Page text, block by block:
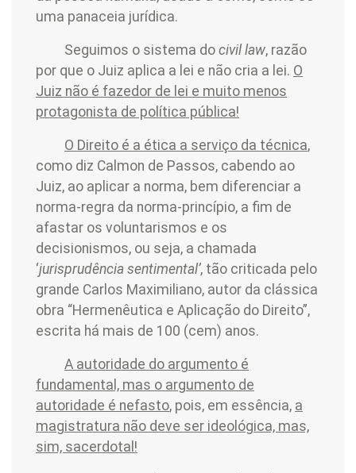
uma panaceia jurídica.
Seguimos o sistema do civil law, razão
por que o Juiz aplica a lei e não cria a lei. O
Juiz não é fazedor de lei e muito menos
protagonista de política pública!
O Direito é a ética a serviço da técnica,
como diz Calmon de Passos, cabendo ao
Juiz, ao aplicar a norma, bem diferenciar a
norma-regra da norma-princípio, a fim de
afastar os voluntarismos e os
decisionismos, ou seja, a chamada
‘jurisprudência sentimental’, tão criticada pelo
grande Carlos Maximiliano, autor da clássica
obra “Hermenêutica e Aplicação do Direito”,
escrita há mais de 100 (cem) anos.
A autoridade do argumento é
fundamental, mas o argumento de
autoridade é nefasto, pois, em essência, a
magistratura não deve ser ideológica, mas,
sim, sacerdotal!